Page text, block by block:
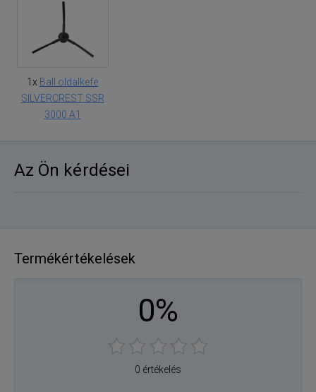
1x Ball oldalkefe
SILVERCREST SSR
3000 A1
Az Ön kérdései
Termékértékelések
0%
0 értékelés